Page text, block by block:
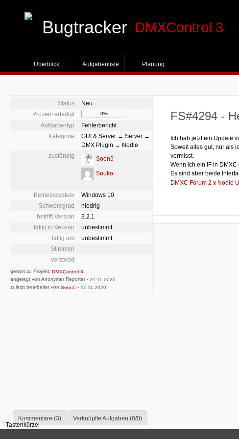
Bugtracker DMXControl 3
Überblick Aufgabenliste Planung
Status
Neu
Prozent erledigt
0%
Aufgabentyp
Fehlerbericht
Kategorie
GUI & Server → Server →
DMX Plugin → Nodle
zuständig
Soon5
Souko
Betriebssystem
Windows 10
Schweregrad
niedrig
betrifft Version
3.2.1
fällig in Version
unbestimmt
fällig am
unbestimmt
Stimmen
versteckt
gehört zu Projekt: DMXControl 3
angelegt von Anonymer Reporter - 21.11.2020
zuletzt bearbeitet von Soon5 - 27.11.2020
FS#4294 -
Ich hab jetzt ein Update
Soweit alles gut, nur als
vermisst.
Wenn ich ein IF in
Es sind aber beide
DMXC Forum 2 x Nodle
Kommentare (3)
Verknüpfte Aufgaben (0/0)
Tastenkürzel